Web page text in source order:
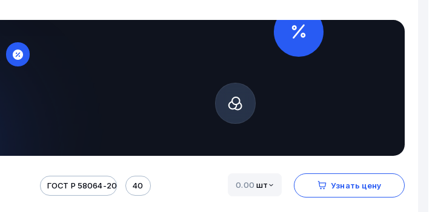
ГОСТ Р 58064-2018 40 шт Узнать цену